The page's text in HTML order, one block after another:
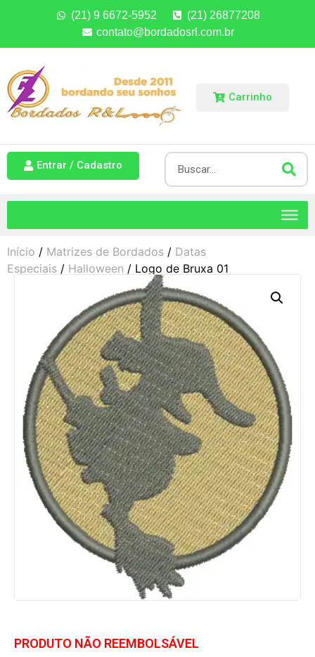
(21) 9 6672-5952
(21) 26877208
contato@bordadosrl.com.br
Carrinho
Entrar / Cadastro
Início / Matrizes de Bordados / Datas
Especiais / Halloween / Logo de Bruxa 01
PRODUTO NÃO REEMBOLSÁVEL